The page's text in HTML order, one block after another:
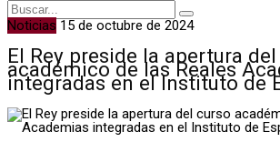
Noticias 15 de octubre de 2024
El Rey preside la apertura
académico de las Reales
integradas en el Instituto de